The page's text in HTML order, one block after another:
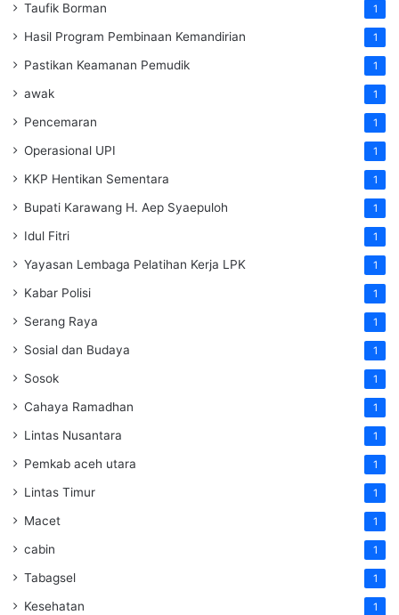
Taufik Borman 1
Hasil Program Pembinaan Kemandirian 1
Pastikan Keamanan Pemudik 1
awak 1
Pencemaran 1
Operasional UPI 1
KKP Hentikan Sementara 1
Bupati Karawang H. Aep Syaepuloh 1
Idul Fitri 1
Yayasan Lembaga Pelatihan Kerja LPK 1
Kabar Polisi 1
Serang Raya 1
Sosial dan Budaya 1
Sosok 1
Cahaya Ramadhan 1
Lintas Nusantara 1
Pemkab aceh utara 1
Lintas Timur 1
Macet 1
cabin 1
Tabagsel 1
Kesehatan 1